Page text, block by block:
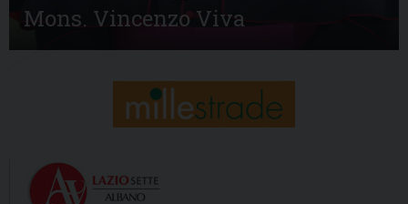
Mons. Vincenzo Viva